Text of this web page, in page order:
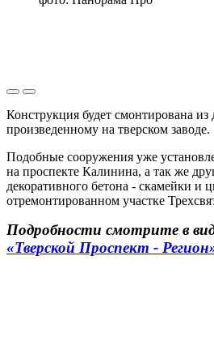
Конструкция будет смонтирована из
произведенному на тверском заводе.
Подобные сооружения уже
на проспекте Калинина, а так же
декоративного бетона - скамейки и
отремонтированном участке
Подробности смотрите в
«Тверской Проспект -